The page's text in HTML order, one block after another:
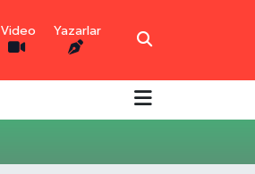
Video Yazarlar